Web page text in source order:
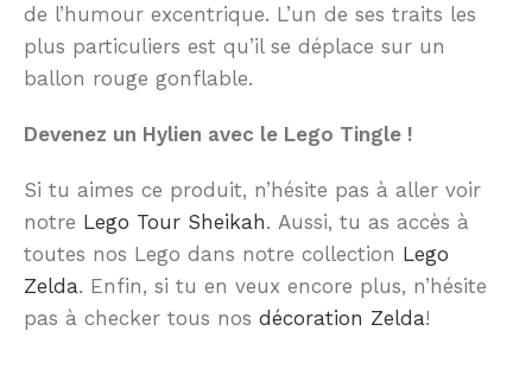
de l’humour excentrique. L’un de ses traits les
plus particuliers est qu’il se déplace sur un
ballon rouge gonflable.
Devenez un Hylien avec le Lego Tingle !
Si tu aimes ce produit, n’hésite pas à aller voir
notre Lego Tour Sheikah. Aussi, tu as accès à
toutes nos Lego dans notre collection Lego
Zelda. Enfin, si tu en veux encore plus, n’hésite
pas à checker tous nos décoration Zelda!